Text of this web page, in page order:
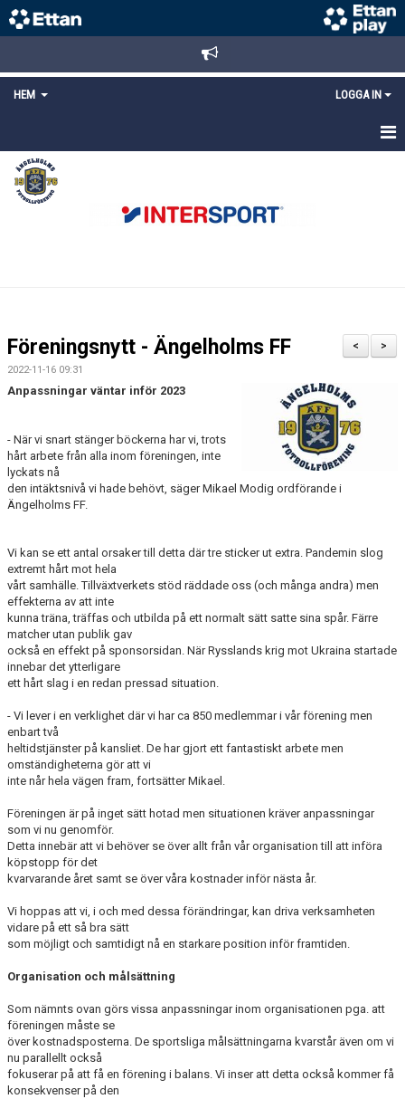
HEM LOGGA IN
STARTSIDA
NYHETER
LÄNKAR
>
<
Föreningsnytt - Ängelholms FF
2022-11-16 09:31
Anpassningar väntar inför 2023
- När vi snart stänger böckerna har vi, trots
hårt arbete från alla inom föreningen, inte
lyckats nå
den intäktsnivå vi hade behövt, säger Mikael Modig ordförande i
Ängelholms FF.
Vi kan se ett antal orsaker till detta där tre sticker ut extra. Pandemin slog
extremt hårt mot hela
vårt samhälle. Tillväxtverkets stöd räddade oss (och många andra) men
effekterna av att inte
kunna träna, träffas och utbilda på ett normalt sätt satte sina spår. Färre
matcher utan publik gav
också en effekt på sponsorsidan. När Rysslands krig mot Ukraina startade
innebar det ytterligare
ett hårt slag i en redan pressad situation.
- Vi lever i en verklighet där vi har ca 850 medlemmar i vår förening men
enbart två
heltidstjänster på kansliet. De har gjort ett fantastiskt arbete men
omständigheterna gör att vi
inte når hela vägen fram, fortsätter Mikael.
Föreningen är på inget sätt hotad men situationen kräver anpassningar
som vi nu genomför.
Detta innebär att vi behöver se över allt från vår organisation till att införa
köpstopp för det
kvarvarande året samt se över våra kostnader inför nästa år.
Vi hoppas att vi, i och med dessa förändringar, kan driva verksamheten
vidare på ett så bra sätt
som möjligt och samtidigt nå en starkare position inför framtiden.
Organisation och målsättning
Som nämnts ovan görs vissa anpassningar inom organisationen pga. att
föreningen måste se
över kostnadsposterna. De sportsliga målsättningarna kvarstår även om vi
nu parallellt också
fokuserar på att få en förening i balans. Vi inser att detta också kommer få
konsekvenser på den